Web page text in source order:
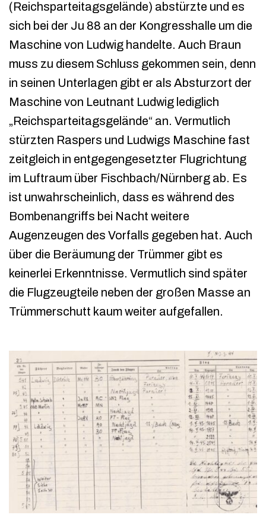
(Reichsparteitagsgelände) abstürzte und es
sich bei der Ju 88 an der Kongresshalle um die
Maschine von Ludwig handelte. Auch Braun
muss zu diesem Schluss gekommen sein, denn
in seinen Unterlagen gibt er als Absturzort der
Maschine von Leutnant Ludwig lediglich
„Reichsparteitagsgelände“ an. Vermutlich
stürzten Raspers und Ludwigs Maschine fast
zeitgleich in entgegengesetzter Flugrichtung
im Luftraum über Fischbach/Nürnberg ab. Es
ist unwahrscheinlich, dass es während des
Bombenangriffs bei Nacht weitere
Augenzeugen des Vorfalls gegeben hat. Auch
über die Beräumung der Trümmer gibt es
keinerlei Erkenntnisse. Vermutlich sind später
die Flugzeugteile neben der großen Masse an
Trümmerschutt kaum weiter aufgefallen.